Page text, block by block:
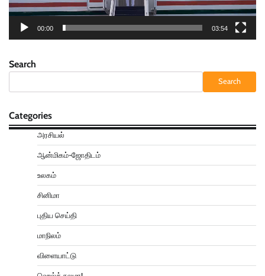
00:00 03:54
Search
Search
Categories
அரசியல்
ஆன்மிகம்-ஜோதிடம்
உலகம்
சினிமா
புதிய செய்தி
மாநிலம்
விளையாட்டு